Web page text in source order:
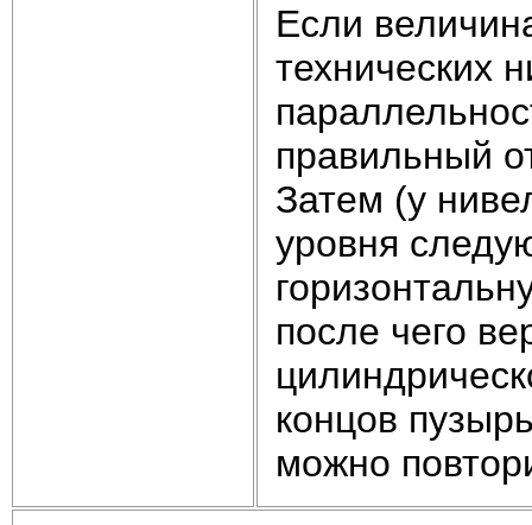
Если
технических
правильный
Затем (у
уровня
после чего
концов
можно